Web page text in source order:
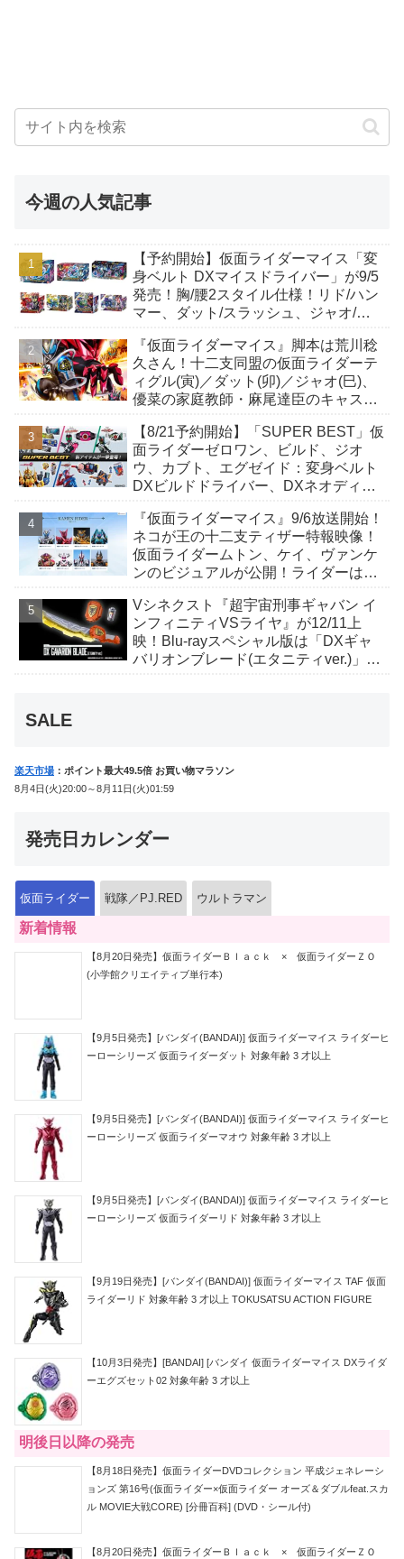
今週の人気記事
【予約開始】仮面ライダーマイス「変
身ベルト DXマイスドライバー」が9/5
発売！胸/腰2スタイル仕様！リド/ハン
マー、ダット/スラッシュ、ジャオ/バ
も！
『仮面ライダーマイス』脚本は荒川稔
久さん！十二支同盟の仮面ライダーテ
ィグル(寅)／ダット(卯)／ジャオ(巳)、
優菜の家庭教師・麻尾達臣のキャスト
んも変身！
【8/21予約開始】「SUPER BEST」仮
面ライダーゼロワン、ビルド、ジオ
ウ、カブト、エグゼイド：変身ベルト
DXビルドドライバー、DXネオディケ
か12点！
『仮面ライダーマイス』9/6放送開始！
ネコが王の十二支ティザー特報映像！
仮面ライダームトン、ケイ、ヴァンケ
ンのビジュアルが公開！ライダーは子
Vシネクスト『超宇宙刑事ギャバン イ
ンフィニティVSライヤ』が12/11上
映！Blu-rayスペシャル版は「DXギャ
バリオンブレード(エタニティver.)」
SALE
楽天市場 ：ポイント最大49.5倍 お買い物マラソン
8月4日(火)20:00～8月11日(火)01:59
発売日カレンダー
仮面ライダー 戦隊／PJ.RED ウルトラマン
新着情報
【8月20日発売】仮面ライダーＢｌａｃｋ × 仮面ライダーＺＯ
(小学館クリエイティブ単行本)
【9月5日発売】[バンダイ(BANDAI)] 仮面ライダーマイス ライダーヒ
ーローシリーズ 仮面ライダーダット 対象年齢 3 才以上
【9月5日発売】[バンダイ(BANDAI)] 仮面ライダーマイス ライダーヒ
ーローシリーズ 仮面ライダーマオウ 対象年齢 3 才以上
【9月5日発売】[バンダイ(BANDAI)] 仮面ライダーマイス ライダーヒ
ーローシリーズ 仮面ライダーリド 対象年齢 3 才以上
【9月19日発売】[バンダイ(BANDAI)] 仮面ライダーマイス TAF 仮面
ライダーリド 対象年齢 3 才以上 TOKUSATSU ACTION FIGURE
【10月3日発売】[BANDAI] [バンダイ 仮面ライダーマイス DXライダ
ーエグズセット02 対象年齢 3 才以上
明後日以降の発売
【8月18日発売】仮面ライダーDVDコレクション 平成ジェネレーシ
ョンズ 第16号(仮面ライダー×仮面ライダー オーズ＆ダブルfeat.スカ
ル MOVIE大戦CORE) [分冊百科] (DVD・シール付)
【8月20日発売】仮面ライダーＢｌａｃｋ × 仮面ライダーＺＯ